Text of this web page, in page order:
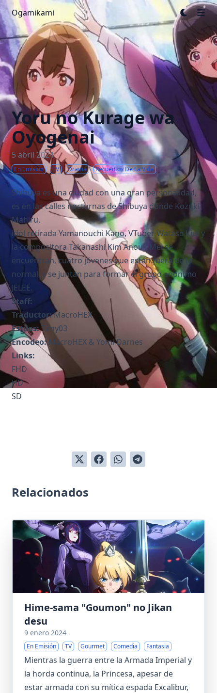
Ogamikami
Yoru no Kurage wa
Oyogenai
5 abril 2024
En Emisión TV Drama Recuentos De La Vida
Shibuya es una ciudad con una gran personalidad,
es en las calles nocturnas de Shibuya dónde Kozuki
Mahiru,
idol retirada Yamanouchi Kano, VTuber Watase Kiui y
la compositora Takanashi Kim Anouk Mei se
encuentran, cuatro jóvenes que están fuera de lo
normal, y se juntan para formar el grupo anonimo
JELEE.
Staff:
Traductor:MacroHEX
Estilos:Timy03
Encodeo:MacroHEX & Yomi Darnes
Links:
FHD
HD
SD
Relacionados
Hime-sama "Goumon" no Jikan
desu
9 enero 2024
En Emisión TV Gourmet Comedia Fantasia
Mientras la guerra entre la Armada Imperial y
la horda continua, la Princesa, apesar de
estar armada con su mítica espada Excalibur,